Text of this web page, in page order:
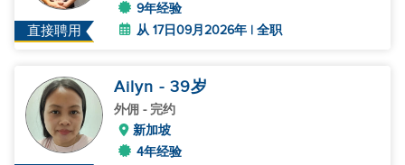
直接聘用
9年经验
从 17日09月2026年 | 全职
Ailyn - 39岁
外佣 - 完约
新加坡
4年经验